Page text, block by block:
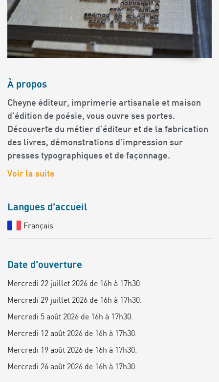
À propos
Cheyne éditeur, imprimerie artisanale et maison
d’édition de poésie, vous ouvre ses portes.
Découverte du métier d’éditeur et de la fabrication
des livres, démonstrations d’impression sur
presses typographiques et de façonnage.
Voir la suite
Langues d'accueil
Français
Date d'ouverture
Mercredi 22 juillet 2026 de 16h à 17h30.
Mercredi 29 juillet 2026 de 16h à 17h30.
Mercredi 5 août 2026 de 16h à 17h30.
Mercredi 12 août 2026 de 16h à 17h30.
Mercredi 19 août 2026 de 16h à 17h30.
Mercredi 26 août 2026 de 16h à 17h30.